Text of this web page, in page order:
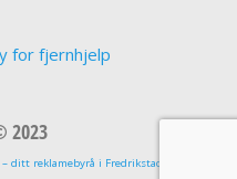
for fjernhjelp
2023
ditt reklamebyrå i Fredrikstad